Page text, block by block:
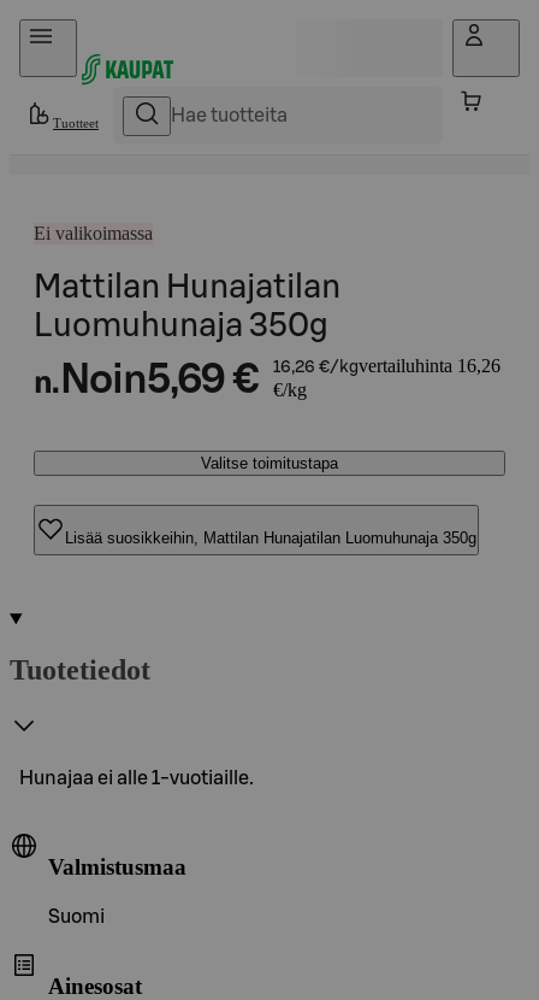
Hyppää sisältöön
Tuotteet
Ei valikoimassa
Mattilan Hunajatilan
Luomuhunaja 350g
n. Noin5,69 € 16,26 €/kgvertailuhinta 16,26
€/kg
Valitse toimitustapa
Lisää suosikkeihin, Mattilan Hunajatilan Luomuhunaja 350g
Tuotetiedot
Hunajaa ei alle 1-vuotiaille.
Valmistusmaa
Suomi
Ainesosat